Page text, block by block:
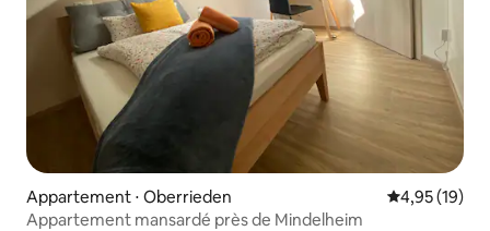
Appartement ⋅ Oberrieden Évaluation
4,95 (19)
Appartement mansardé près de Mindelheim